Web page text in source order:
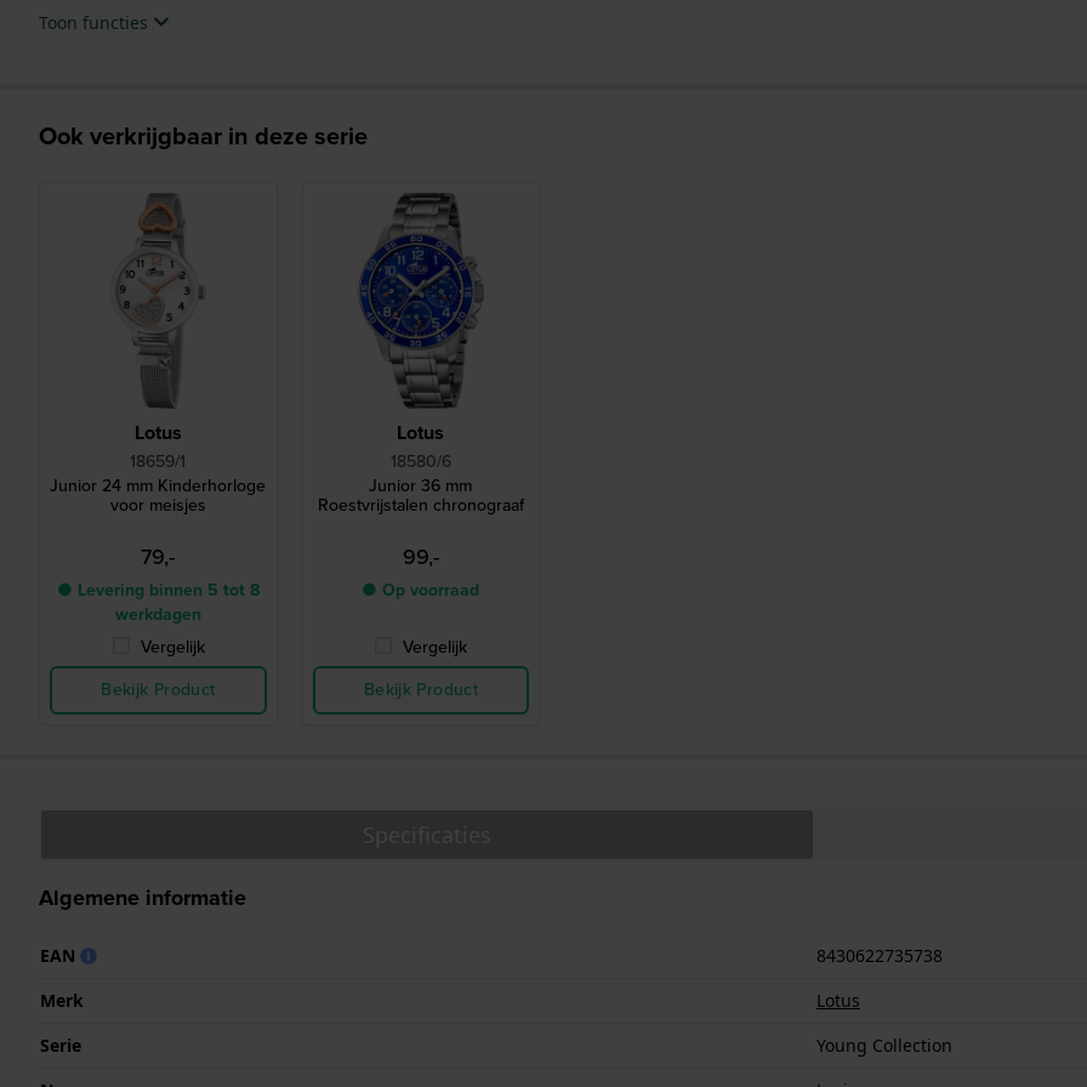
Toon functies
Ook verkrijgbaar in deze serie
Lotus
18659/1
Junior 24 mm Kinderhorloge
voor meisjes
79,-
● Levering binnen 5 tot 8
werkdagen
Vergelijk
Bekijk Product
Lotus
18580/6
Junior 36 mm
Roestvrijstalen chronograaf
99,-
● Op voorraad
Vergelijk
Bekijk Product
Algemene informatie
EAN
8430622735738
Merk
Lotus
Serie
Young Collection